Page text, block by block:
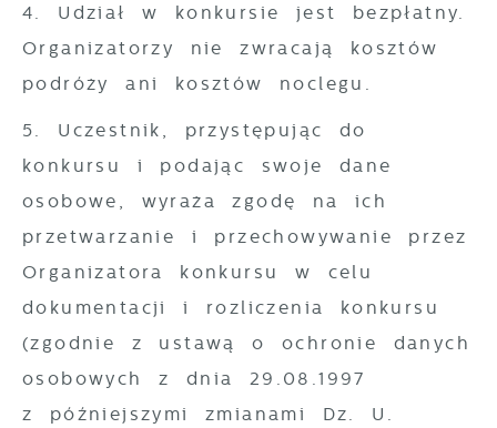
4. Udział w konkursie jest bezpłatny.
Organizatorzy nie zwracają kosztów
podróży ani kosztów noclegu.
5. Uczestnik, przystępując do
konkursu i podając swoje dane
osobowe, wyraża zgodę na ich
przetwarzanie i przechowywanie przez
Organizatora konkursu w celu
dokumentacji i rozliczenia konkursu
(zgodnie z ustawą o ochronie danych
osobowych z dnia 29.08.1997
z późniejszymi zmianami Dz. U.